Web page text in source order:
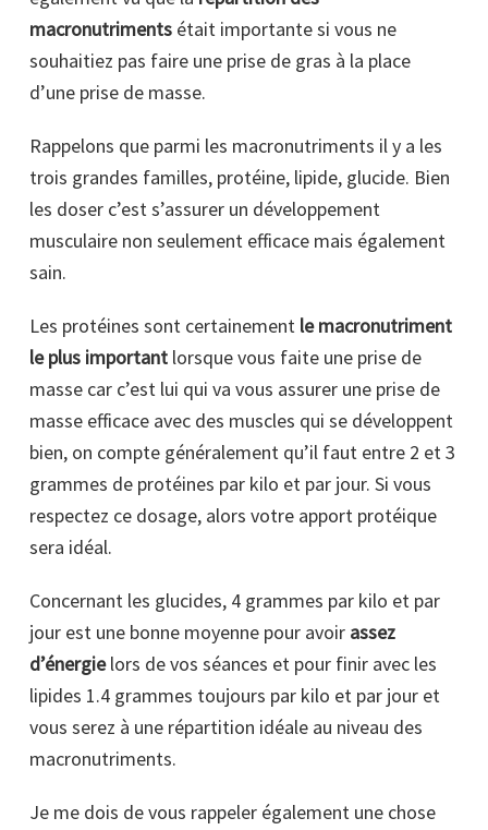
macronutriments était importante si vous ne
souhaitiez pas faire une prise de gras à la place
d’une prise de masse.
Rappelons que parmi les macronutriments il y a les
trois grandes familles, protéine, lipide, glucide. Bien
les doser c’est s’assurer un développement
musculaire non seulement efficace mais également
sain.
Les protéines sont certainement le macronutriment
le plus important lorsque vous faite une prise de
masse car c’est lui qui va vous assurer une prise de
masse efficace avec des muscles qui se développent
bien, on compte généralement qu’il faut entre 2 et 3
grammes de protéines par kilo et par jour. Si vous
respectez ce dosage, alors votre apport protéique
sera idéal.
Concernant les glucides, 4 grammes par kilo et par
jour est une bonne moyenne pour avoir assez
d’énergielors de vos séances et pour finir avec les
lipides 1.4 grammes toujours par kilo et par jour et
vous serez à une répartition idéale au niveau des
macronutriments.
Je me dois de vous rappeler également une chose